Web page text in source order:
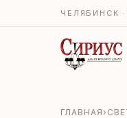
ЧЕЛЯБИНСК
ГЛАВНАЯ›